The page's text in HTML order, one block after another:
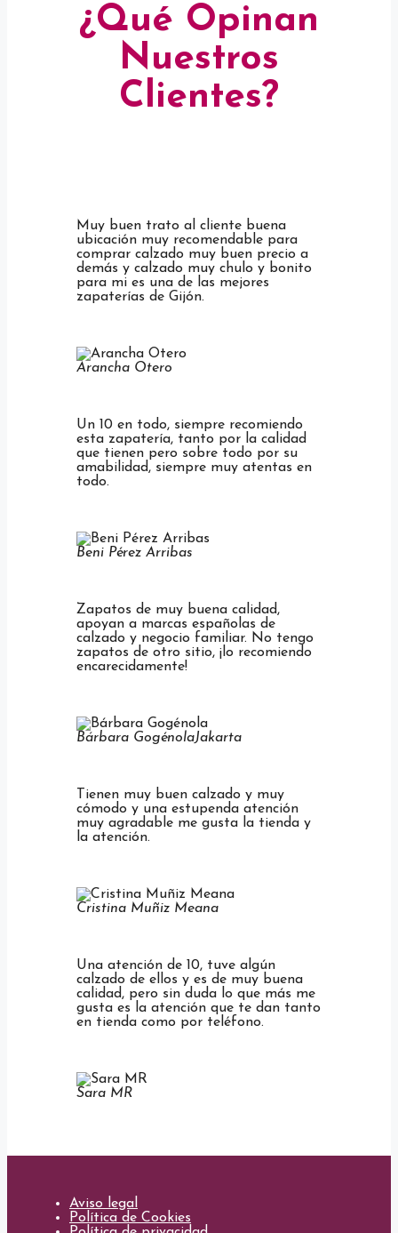
¿Qué Opinan
Nuestros
Clientes?
Muy buen trato al cliente buena
ubicación muy recomendable para
comprar calzado muy buen precio a
demás y calzado muy chulo y bonito
para mi es una de las mejores
zapaterías de Gijón.
Arancha Otero
Un 10 en todo, siempre recomiendo
esta zapatería, tanto por la calidad
que tienen pero sobre todo por su
amabilidad, siempre muy atentas en
todo.
Beni Pérez Arribas
Zapatos de muy buena calidad,
apoyan a marcas españolas de
calzado y negocio familiar. No tengo
zapatos de otro sitio, ¡lo recomiendo
encarecidamente!
Bárbara GogénolaJakarta
Tienen muy buen calzado y muy
cómodo y una estupenda atención
muy agradable me gusta la tienda y
la atención.
Cristina Muñiz Meana
Una atención de 10, tuve algún
calzado de ellos y es de muy buena
calidad, pero sin duda lo que más me
gusta es la atención que te dan tanto
en tienda como por teléfono.
Sara MR
Aviso legal
Política de Cookies